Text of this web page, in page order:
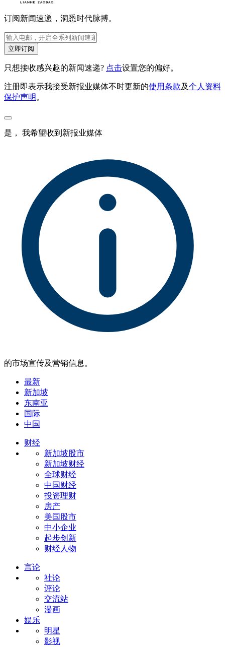
订阅新闻速递，洞悉时代脉搏。
立即订阅
只想接收感兴趣的新闻速递? 点击设置您的偏好。
注册即表示我接受新报业媒体不时更新的使用条款及个人资料
保护声明 。
是， 我希望收到新报业媒体
的市场宣传及营销信息。
最新
新加坡
东南亚
国际
中国
财经
新加坡股市
新加坡财经
全球财经
中国财经
投资理财
房产
美国股市
中小企业
起步创新
财经人物
言论
社论
评论
交流站
漫画
娱乐
明星
影视